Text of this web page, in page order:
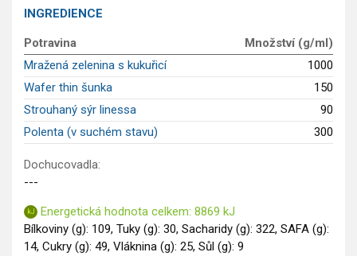
Omáčky
Saláty
Sladké pokrmy
Dezerty
Nápoje
Ostatní
GLP-1 recepty
INGREDIENCE
Potravina
Množství (g/ml)
Mražená zelenina s kukuřicí
1000
Wafer thin šunka
150
Strouhaný sýr linessa
90
Polenta (v suchém stavu)
300
Dochucovadla:
---
Energetická hodnota celkem: 8869 kJ
Bílkoviny (g): 109, Tuky (g): 30, Sacharidy (g): 322, SAFA (g):
14, Cukry (g): 49, Vláknina (g): 25, Sůl (g): 9